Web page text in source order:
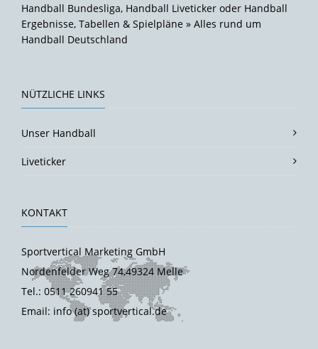
Handball Bundesliga, Handball Liveticker oder Handball
Ergebnisse, Tabellen & Spielpläne » Alles rund um
Handball Deutschland
NÜTZLICHE LINKS
Unser Handball
Liveticker
KONTAKT
Sportvertical Marketing GmbH
Nordenfelder Weg 74,49324 Melle
Tel.: 0511 260941 55
Email: info (at) sportvertical.de